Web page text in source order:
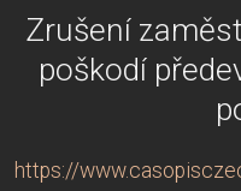
Zrušení
poškodí
https://